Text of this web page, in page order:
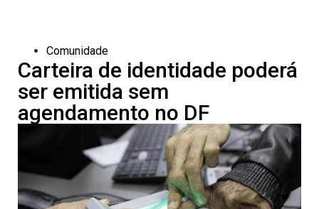
Comunidade
Carteira de identidade poderá
ser emitida sem
agendamento no DF